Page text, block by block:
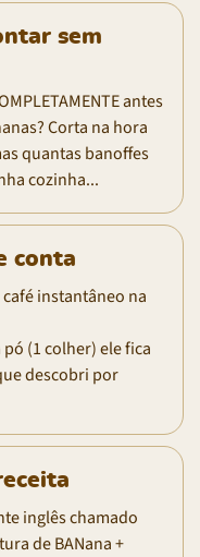
sem
antes
Corta na hora
quantas banoffes
cozinha...
conta
instantâneo na
(1 colher) ele fica
descobri por
inglês chamado
de BANana +